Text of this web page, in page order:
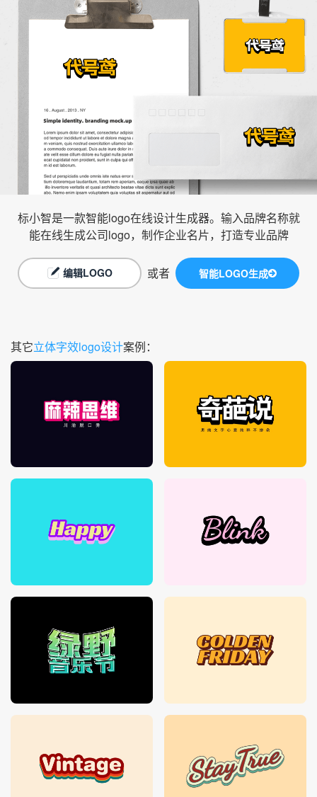
标小智是一款智能logo在线设计生成器。输入品牌名称就
能在线生成公司logo，制作企业名片，打造专业品牌
编辑LOGO 或者 智能LOGO生成
其它立体字效logo设计案例：